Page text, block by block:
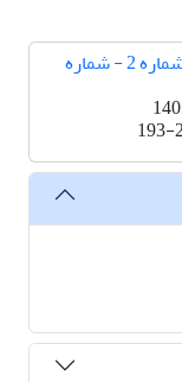
دوره 16، شماره 2 - شماره
193-